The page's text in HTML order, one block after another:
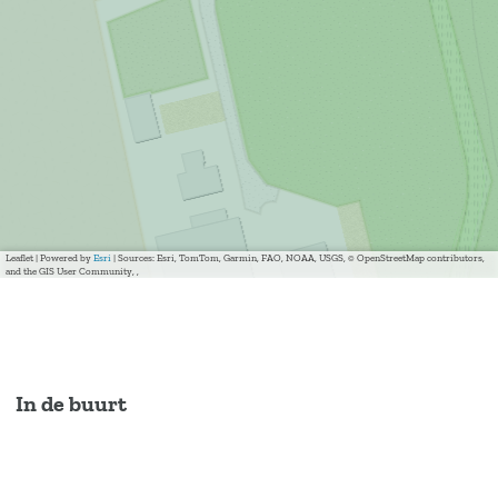
In de buurt
Leaflet | Powered by Esri | Sources: Esri, TomTom, Garmin, FAO, NOAA, USGS, © OpenStreetMap contributors,
and the GIS User Community, ,